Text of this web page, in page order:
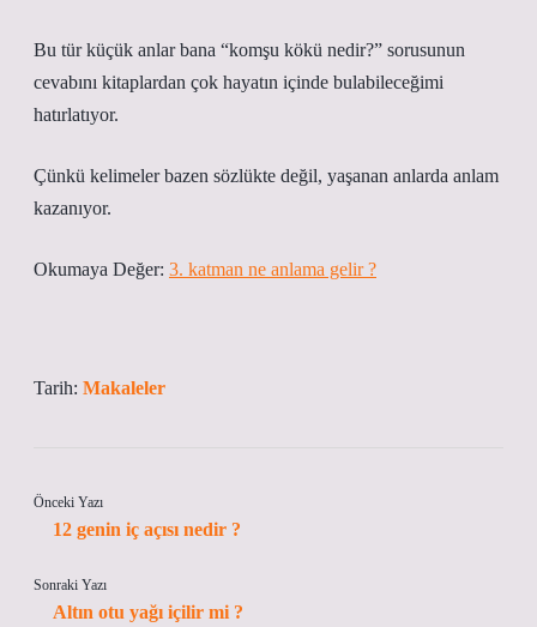
Bu tür küçük anlar bana “komşu kökü nedir?” sorusunun
cevabını kitaplardan çok hayatın içinde bulabileceğimi
hatırlatıyor.
Çünkü kelimeler bazen sözlükte değil, yaşanan anlarda anlam
kazanıyor.
Okumaya Değer: 3. katman ne anlama gelir ?
Tarih: Makaleler
Önceki Yazı
12 genin iç açısı nedir ?
Sonraki Yazı
Altın otu yağı içilir mi ?